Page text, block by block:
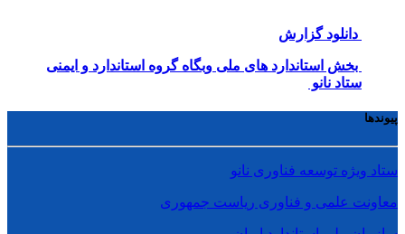
دانلود گزارش
بخش استاندارد های ملی وبگاه گروه استاندارد و ایمنی
ستاد نانو
پیوندها
ستاد ویژه توسعه فناوری نانو
معاونت علمی و فناوری ریاست جمهوری